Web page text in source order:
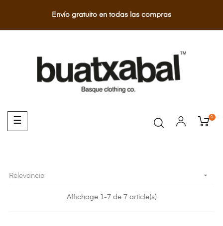
Envío gratuito en todas las compras
Navegación
de
☰ 0
Relevancia 
Affichage 1-7 de 7 article(s)